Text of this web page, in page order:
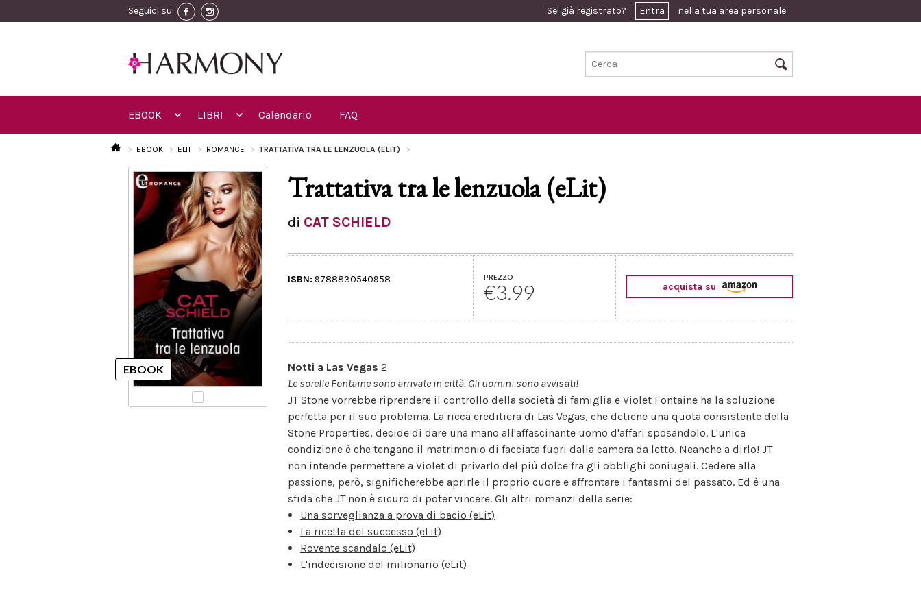
Seguici su Sei già registrato? Entra nella tua area personale
EBOOK LIBRI Calendario FAQ
EBOOK ELIT ROMANCE TRATTATIVA TRA LE LENZUOLA (ELIT)
Trattativa tra le lenzuola (eLit)
di CAT SCHIELD
ISBN: 9788830540958 PREZZO
€3.99 acquista su
Notti a Las Vegas 2
Le sorelle Fontaine sono arrivate in città. Gli uomini sono avvisati!
JT Stone vorrebbe riprendere il controllo della società di famiglia e Violet Fontaine ha la soluzione
perfetta per il suo problema. La ricca ereditiera di Las Vegas, che detiene una quota consistente della
Stone Properties, decide di dare una mano all'affascinante uomo d'affari sposandolo. L'unica
condizione è che tengano il matrimonio di facciata fuori dalla camera da letto. Neanche a dirlo! JT
non intende permettere a Violet di privarlo del più dolce fra gli obblighi coniugali. Cedere alla
passione, però, significherebbe aprirle il proprio cuore e affrontare i fantasmi del passato. Ed è una
sfida che JT non è sicuro di poter vincere. Gli altri romanzi della serie:
Una sorveglianza a prova di bacio (eLit)
La ricetta del successo (eLit)
Rovente scandalo (eLit)
L'indecisione del milionario (eLit)